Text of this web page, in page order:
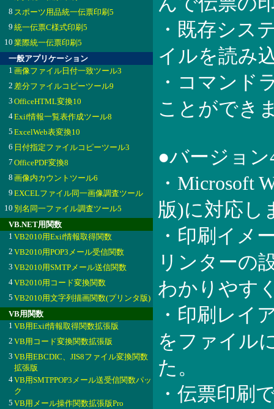
8 スポーツ用品統一伝票印刷5
9 統一伝票C様式印刷5
10 業際統一伝票印刷5
一般アプリケーション
1 画像ファイル日付一致ツール3
2 差分ファイルコピーツール9
3 OfficeHTML変換10
4Exif情報一覧表作成ツール8
5 ExcelWeb表変換10
6 日付指定ファイルコピーツール3
7 OfficePDF変換8
8 画像内カウントツール6
9 EXCELファイル同一画像調査ツール
10 別名同一ファイル調査ツール5
VB.NET用関数
1 VB2010用Exif情報取得関数
2 VB2010用POP3メール受信関数
3 VB2010用SMTPメール送信関数
4VB2010用コード変換関数
5 VB2010用文字列描画関数(プリンタ版)
VB用関数
1 VB用Exif情報取得関数拡張版
2 VB用コード変換関数拡張版
3 VB用EBCDIC、JIS8ファイル変換関数
拡張版
4VB用SMTPPOP3メール送受信関数パッ
ク
5 VB用メール操作関数拡張版Pro
・既存シス
イルを読み
・コマンド
ことができ
●バージョ
・Microsoft
版)に対応し
・印刷イメ
リンターの
わかりやす
・印刷レイ
をファイル
た。
・伝票印刷